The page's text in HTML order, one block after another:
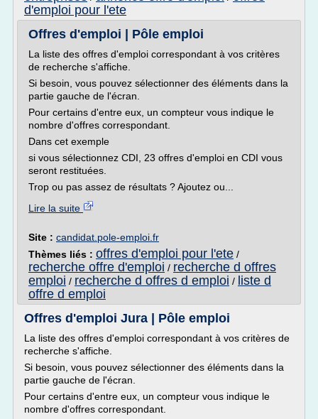
d'emploi pour l'ete
Offres d'emploi | Pôle emploi
La liste des offres d'emploi correspondant à vos critères
de recherche s'affiche.
Si besoin, vous pouvez sélectionner des éléments dans la
partie gauche de l'écran.
Pour certains d'entre eux, un compteur vous indique le
nombre d'offres correspondant.
Dans cet exemple
si vous sélectionnez CDI, 23 offres d'emploi en CDI vous
seront restituées.
Trop ou pas assez de résultats ? Ajoutez ou...
Lire la suite
Site : candidat.pole-emploi.fr
Thèmes liés : offres d'emploi pour l'ete /
recherche offre d'emploi / recherche d offres
emploi / recherche d offres d emploi / liste d
offre d emploi
Offres d'emploi Jura | Pôle emploi
La liste des offres d'emploi correspondant à vos critères de
recherche s'affiche.
Si besoin, vous pouvez sélectionner des éléments dans la
partie gauche de l'écran.
Pour certains d'entre eux, un compteur vous indique le
nombre d'offres correspondant.